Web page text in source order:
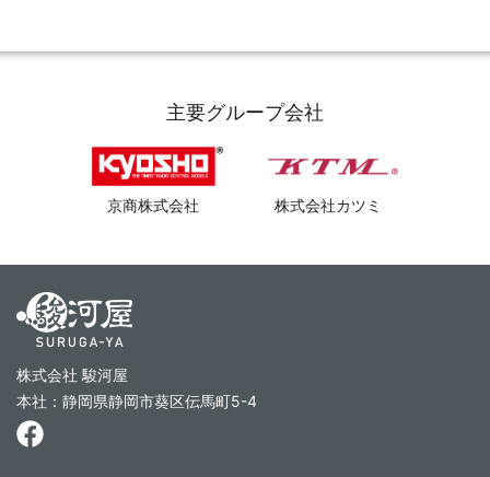
主要グループ会社
京商株式会社 株式会社カツミ
株式会社 駿河屋
本社：静岡県静岡市葵区伝馬町5-4